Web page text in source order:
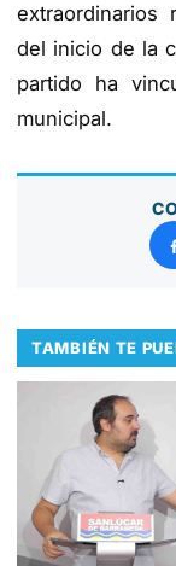
extraordinarios
del inicio de la
partido ha
municipal.
TAMBIÉN TE